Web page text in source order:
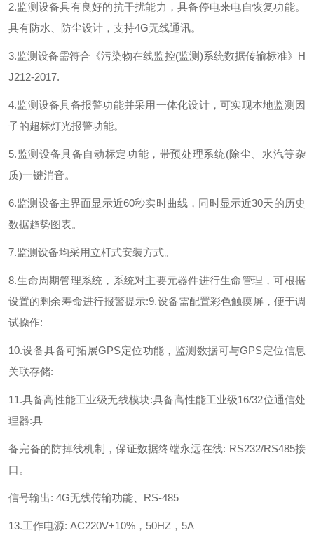
2.监测设备具有良好的抗干扰能力，具备停电来电自恢复功能。
具有防水、防尘设计，支持4G无线通讯。
3.监测设备需符合《污染物在线监控(监测)系统数据传输标准》H
J212-2017.
4.监测设备具备报警功能并采用一体化设计，可实现本地监测因
子的超标灯光报警功能。
5.监测设备具备自动标定功能，带预处理系统(除尘、水汽等杂
质)一键消音。
6.监测设备主界面显示近60秒实时曲线，同时显示近30天的历史
数据趋势图表。
7.监测设备均采用立杆式安装方式。
8.生命周期管理系统，系统对主要元器件进行生命管理，可根据
设置的剩余寿命进行报警提示:9.设备需配置彩色触摸屏，便于调
试操作:
10.设备具备可拓展GPS定位功能，监测数据可与GPS定位信息
关联存储:
11.具备高性能工业级无线模块:具备高性能工业级16/32位通信处
理器:具
备完备的防掉线机制，保证数据终端永远在线: RS232/RS485接
口。
信号输出: 4G无线传输功能、RS-485
13.工作电源: AC220V+10%，50HZ，5A